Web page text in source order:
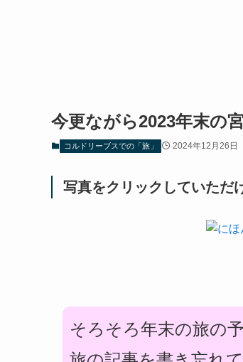
今更ながら2023年末の
コルドリーブスでの「旅」 2024年12月26日
写真をクリックしていただ
そろそろ年末の旅の